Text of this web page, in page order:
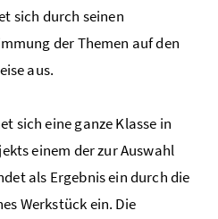
sich durch seinen
der Themen auf den
aus.
sich eine ganze Klasse in
einem der zur Auswahl
als Ergebnis ein durch die
Werkstück ein. Die